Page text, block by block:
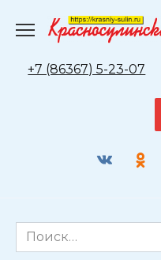
содержанию
+7 (86367) 5-23-07
Search
for: